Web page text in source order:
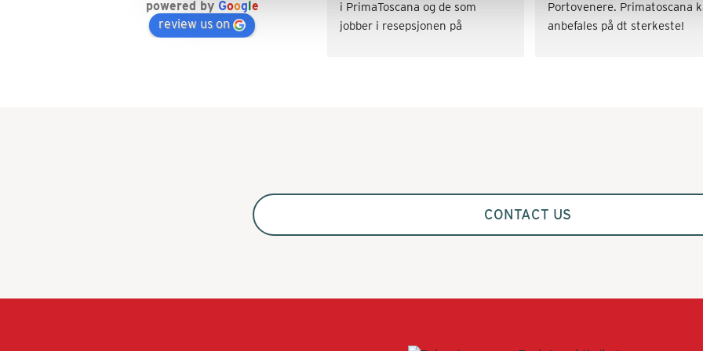
powered by Google
review us on
i PrimaToscana og de som
jobber i resepsjonen på
Portovenere. Primatoscana
anbefales på dt sterkeste!
CONTACT US